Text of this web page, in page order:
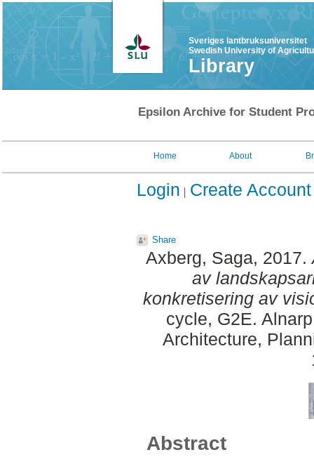
Sveriges lantbruksuniversitet
Swedish University of
Library
Epsilon Archive for Student
Home About
Login Create Account
Share
Axberg, Saga, 2017.
av
konkretisering av
cycle, G2E.
Architecture,
Abstract